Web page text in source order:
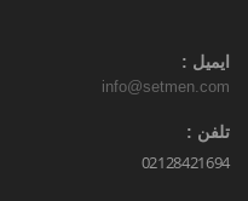
ایمیل :
info@setmen.com
تلفن :
02128421694